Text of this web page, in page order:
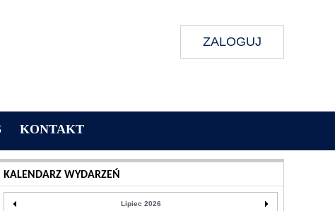
ZALOGUJ
KONTAKT
KALENDARZ WYDARZEŃ
Lipiec 2026
Wykonanie:Delta Interactive